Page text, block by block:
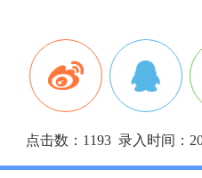
点击数：1193 录入时间：